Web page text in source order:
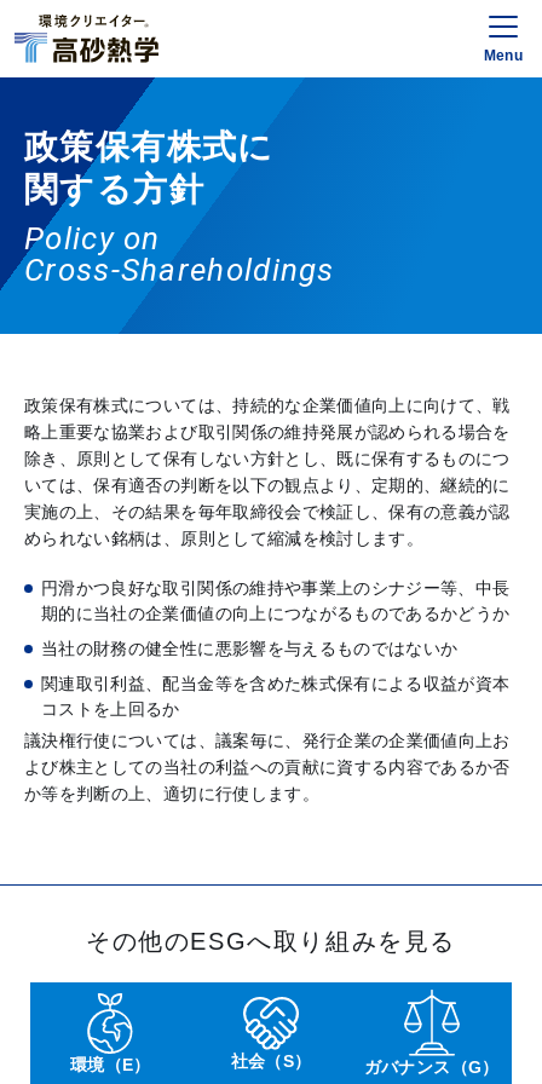
Menu
政策保有株式に
関する方針
Policy on
Cross-Shareholdings
政策保有株式については、持続的な企業価値向上に向けて、戦
略上重要な協業および取引関係の維持発展が認められる場合を
除き、原則として保有しない方針とし、既に保有するものにつ
いては、保有適否の判断を以下の観点より、定期的、継続的に
実施の上、その結果を毎年取締役会で検証し、保有の意義が認
められない銘柄は、原則として縮減を検討します。
円滑かつ良好な取引関係の維持や事業上のシナジー等、中長
期的に当社の企業価値の向上につながるものであるかどうか
当社の財務の健全性に悪影響を与えるものではないか
関連取引利益、配当金等を含めた株式保有による収益が資本
コストを上回るか
議決権行使については、議案毎に、発行企業の企業価値向上お
よび株主としての当社の利益への貢献に資する内容であるか否
か等を判断の上、適切に行使します。
その他のESGへ取り組みを見る
環境（E） 社会（S） ガバナンス（G）